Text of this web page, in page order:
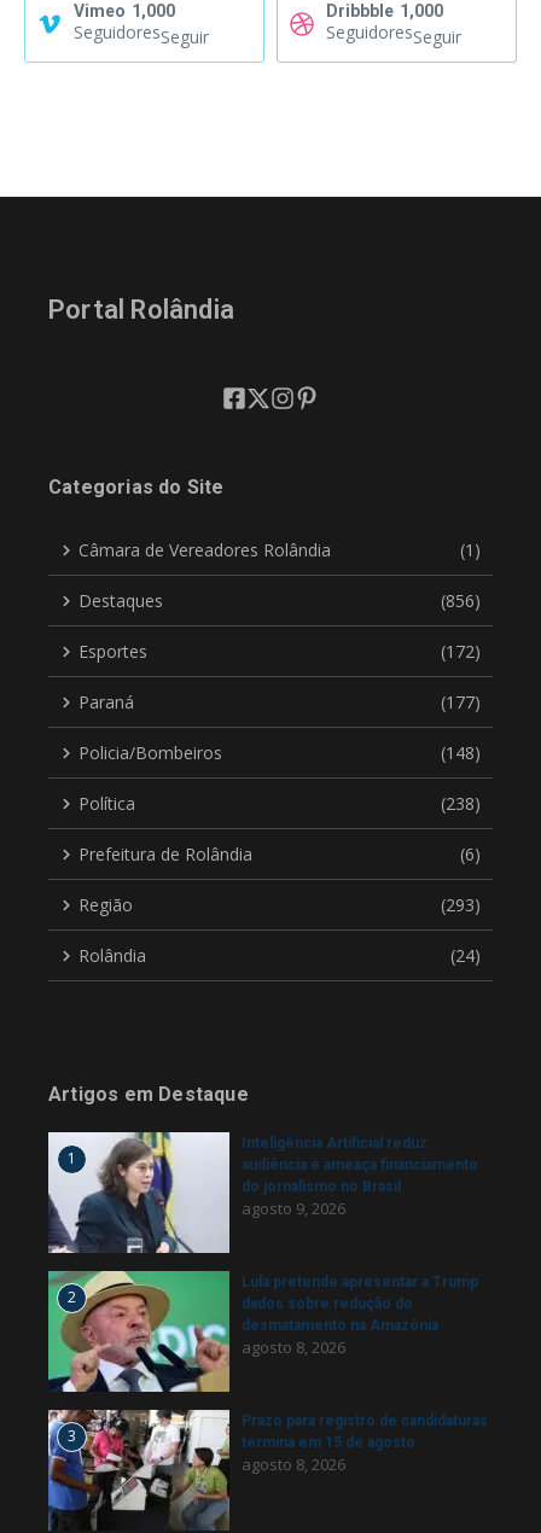
Vimeo 1,000
SeguidoresSeguir
Dribbble 1,000
SeguidoresSeguir
Portal Rolândia
Categorias do Site
Câmara de Vereadores Rolândia (1)
Destaques (856)
Esportes (172)
Paraná (177)
Policia/Bombeiros (148)
Política (238)
Prefeitura de Rolândia (6)
Região (293)
Rolândia (24)
Artigos em Destaque
1
Inteligência Artificial reduz
audiência e ameaça financiamento
do jornalismo no Brasil
agosto 9, 2026
2
Lula pretende apresentar a Trump
dados sobre redução do
desmatamento na Amazônia
agosto 8, 2026
3
Prazo para registro de candidaturas
termina em 15 de agosto
agosto 8, 2026